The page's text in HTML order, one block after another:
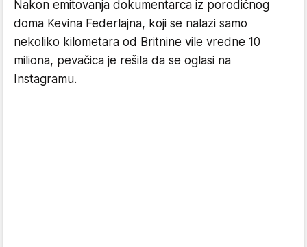
Nakon emitovanja dokumentarca iz porodičnog
doma Kevina Federlajna, koji se nalazi samo
nekoliko kilometara od Britnine vile vredne 10
miliona, pevačica je rešila da se oglasi na
Instagramu.